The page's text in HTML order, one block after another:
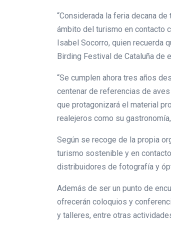
“Considerada la feria decana
ámbito del turismo en contacto
Isabel Socorro, quien recuerda
Birding Festival de Cataluña de
“Se cumplen ahora tres años
centenar de referencias de
que protagonizará el material
realejeros como su
Según se recoge de la propia
turismo sostenible y en
distribuidores de fotografía y
Además de ser un punto de
ofrecerán coloquios y
y talleres, entre otras